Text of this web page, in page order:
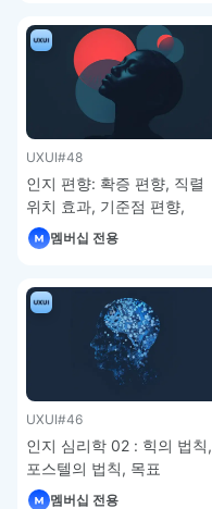
UXUI#48
인지 편향: 확증 편향, 직렬
위치 효과, 기준점 편향,
권위에의 호소 편향, 허위
합의 효과, 밴드왜건 효과,
강좌 5-14
멤버십 전용
UXUI#46
인지 심리학 02 : 힉의 법칙,
포스텔의 법칙, 목표
그라데이션 효과, 피크엔드
멤버십 전용